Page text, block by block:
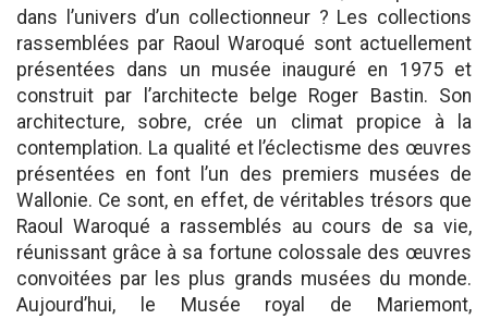
dans l’univers d’un collectionneur ? Les collections
rassemblées par Raoul Waroqué sont actuellement
présentées dans un musée inauguré en 1975 et
construit par l’architecte belge Roger Bastin. Son
architecture, sobre, crée un climat propice à la
contemplation. La qualité et l’éclectisme des œuvres
présentées en font l’un des premiers musées de
Wallonie. Ce sont, en effet, de véritables trésors que
Raoul Waroqué a rassemblés au cours de sa vie,
réunissant grâce à sa fortune colossale des œuvres
convoitées par les plus grands musées du monde.
Aujourd’hui, le Musée royal de Mariemont,